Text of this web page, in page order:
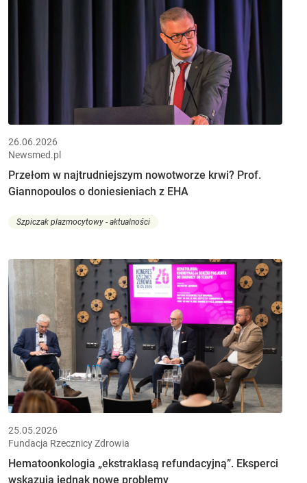
26.06.2026
Newsmed.pl
Przełom w najtrudniejszym nowotworze krwi? Prof.
Giannopoulos o doniesieniach z EHA
Szpiczak plazmocytowy - aktualności
25.05.2026
Fundacja Rzecznicy Zdrowia
Hematoonkologia „ekstraklasą refundacyjną”. Eksperci
wskazują jednak nowe problemy